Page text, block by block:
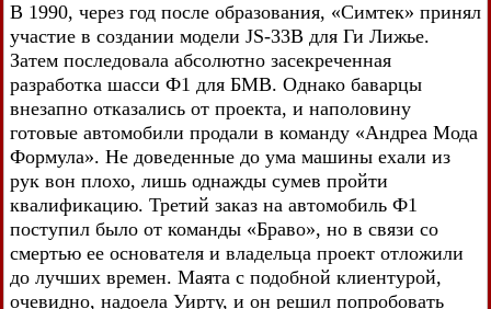
В 1990, через год после образования, «Симтек» принял
участие в создании модели JS-33В для Ги Лижье.
Затем последовала абсолютно засекреченная
разработка шасси Ф1 для БМВ. Однако баварцы
внезапно отказались от проекта, и наполовину
готовые автомобили продали в команду «Андреа Мода
Формула». Не доведенные до ума машины ехали из
рук вон плохо, лишь однажды сумев пройти
квалификацию. Третий заказ на автомобиль Ф1
поступил было от команды «Браво», но в связи со
смертью ее основателя и владельца проект отложили
до лучших времен. Маята с подобной клиентурой,
очевидно, надоела Уирту, и он решил попробовать